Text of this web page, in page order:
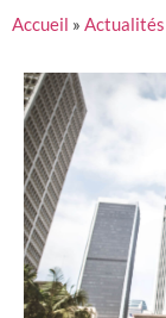
Accueil » Actualités